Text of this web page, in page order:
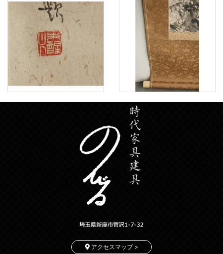
アクセスマップ >